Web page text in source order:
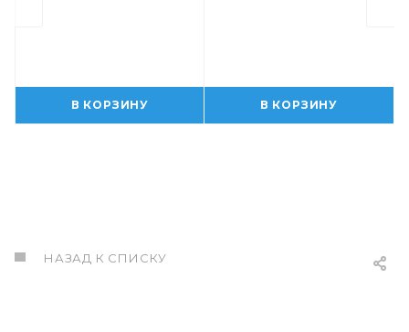
В КОРЗИНУ В КОРЗИНУ
НАЗАД К СПИСКУ